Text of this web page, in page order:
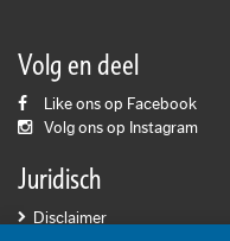
Volg en deel
Like ons op Facebook
Volg ons op Instagram
Juridisch
Disclaimer